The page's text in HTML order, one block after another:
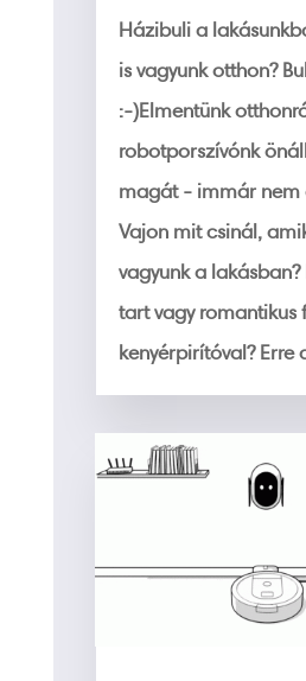
Házibuli a
is vagyunk otthon?
:-)Elmentünk
robotporszívónk
magát - immár nem
Vajon mit csinál,
vagyunk a
tart vagy romantikus
kenyérpirítóval? Erre